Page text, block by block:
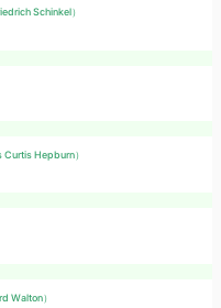
Schinkel）
Curtis Hepburn）
Walton）